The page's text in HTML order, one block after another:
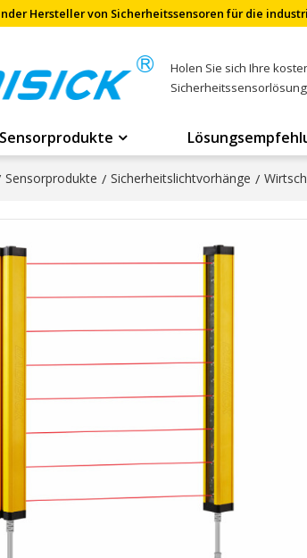
Hersteller von Sicherheitssensoren für die
Holen Sie sich Ihre
Sicherheitssensorlösung
Sensorprodukte
Sensorprodukte / Sicherheitslichtvorhänge /